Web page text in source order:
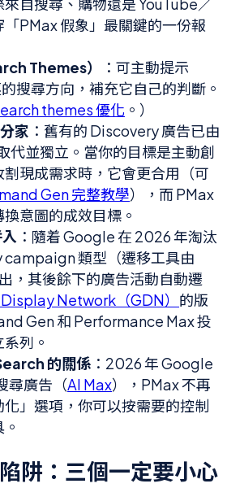
PMax 假象」最關鍵的一份報
Themes）
：可主動提示
搜尋方向，補充它自己的判斷。
themes 優化 。）
家 ：舊有的 Discovery 廣告已由
代並獨立。當你的目標是主動創
現成需求時，它會更合用（可
Gen 完整教學），而 PMax
意圖的成效目標。
：隨着 Google 在 2026 年淘汰
類型（遷移工具由
，其後餘下的廣告活動自動遷
Network（GDN） 的版
Gen 和 Performance Max 投
列。
的關係 ：2026 年 Google
尋廣告（AI Max），PMax 不再
」選項，你可以按需要的控制
阱：三個一定要小心